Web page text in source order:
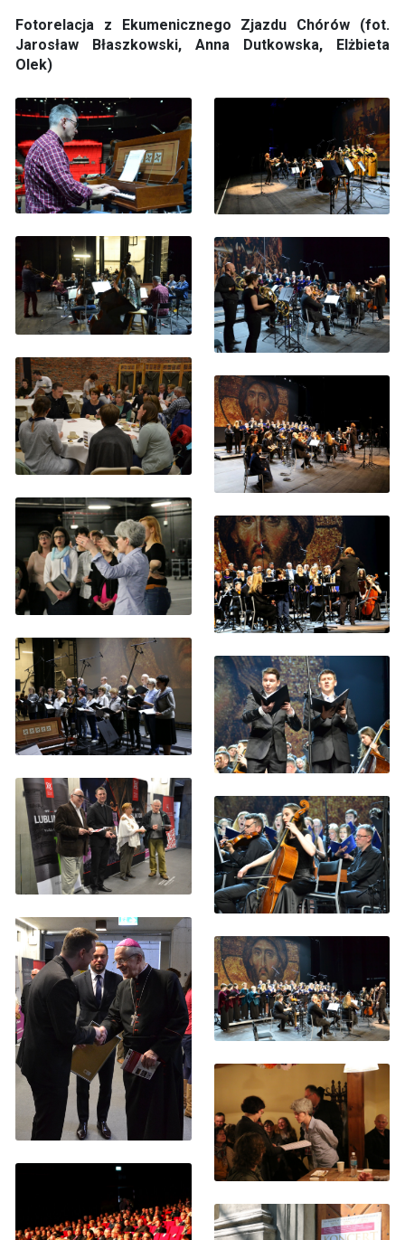
Fotorelacja z Ekumenicznego Zjazdu Chórów (fot.
Jarosław Błaszkowski, Anna Dutkowska, Elżbieta
Olek)